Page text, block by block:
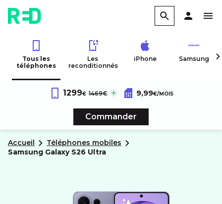
Tous les
téléphones
Les
reconditionnés
iPhone Samsung
SamsungGalaxy S26 Ultra
1299€ au lieu de :
1469€ Forfait RED 60Go 4G
Sans engagement
9,99€/MOIS
Commander
Accueil
Téléphones mobiles
samsung Galaxy S26 Ultra